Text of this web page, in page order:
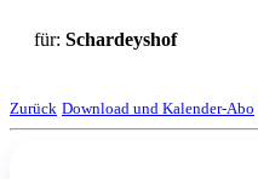
für: Schardeyshof
Zurück Download und Kalender-Abo